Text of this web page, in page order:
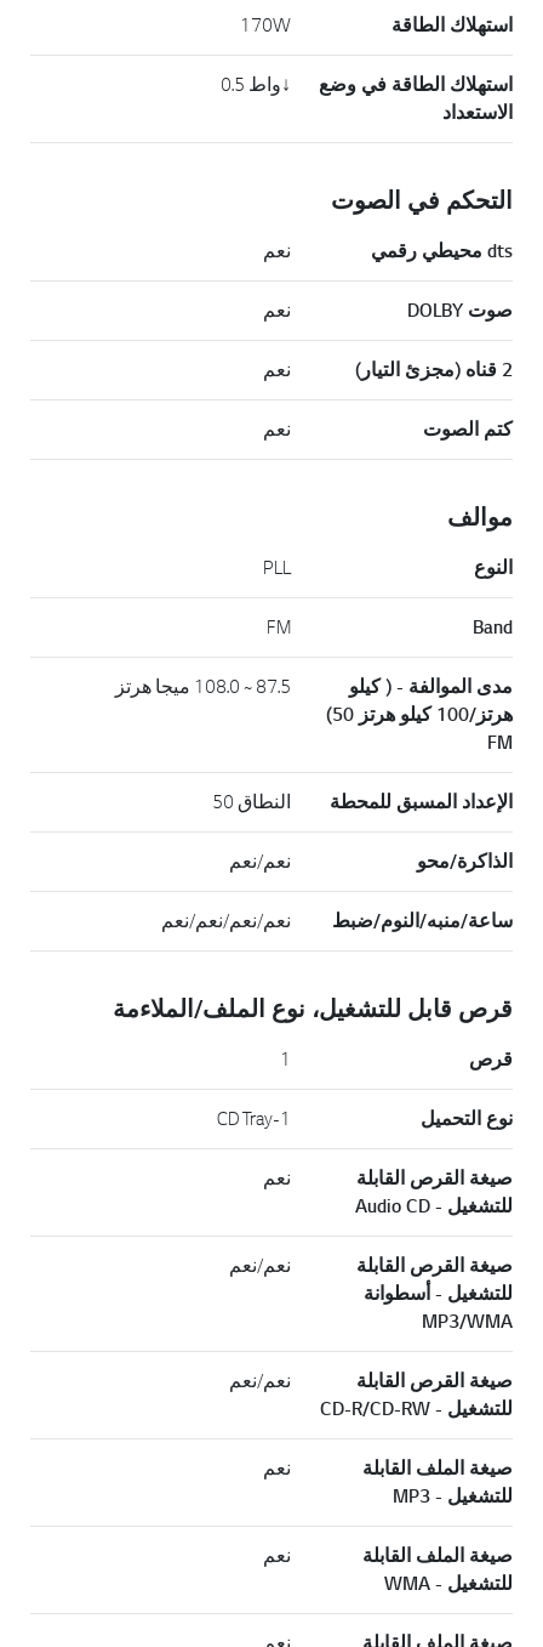
استهلاك الطاقة 170W
استهلاك الطاقة في وضع
الاستعداد
↓واط 0.5
التحكم في الصوت
dts محيطي رقمي نعم
صوت DOLBY نعم
2 قناه (مجزئ التيار) نعم
كتم الصوت نعم
موالف
النوع PLL
Band
FM
مدى الموالفة - ( كيلو
هرتز/100 كيلو هرتز 50)
FM
87.5 ~ 108.0 ميجا هرتز
الإعداد المسبق للمحطة النطاق 50
الذاكرة/محو نعم/نعم
ساعة/منبه/النوم/ضبط نعم/نعم/نعم/نعم
قرص قابل للتشغيل، نوع الملف/الملاءمة
قرص 1
نوع التحميل 1-CD Tray
صيغة القرص القابلة
للتشغيل - Audio CD
نعم
صيغة القرص القابلة
للتشغيل - أسطوانة
MP3/WMA
نعم/نعم
صيغة القرص القابلة
للتشغيل - CD-R/CD-RW
نعم/نعم
صيغة الملف القابلة
للتشغيل - MP3
نعم
صيغة الملف القابلة
للتشغيل - WMA
نعم